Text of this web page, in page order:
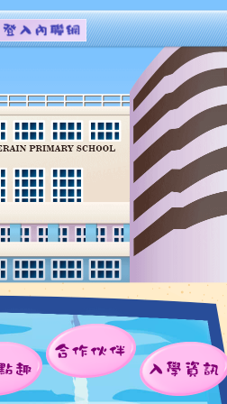
趣
合作伙伴
入學資訊